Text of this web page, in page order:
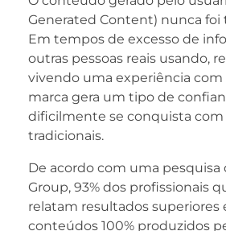
Generated Content) nunca foi
Em tempos de excesso de
outras pessoas reais usando,
vivendo uma experiência
marca gera um tipo de
dificilmente se conquista com
tradicionais.
De acordo com uma pesquisa
Group, 93% dos profissionais
relatam resultados superiores
conteúdos 100% produzidos